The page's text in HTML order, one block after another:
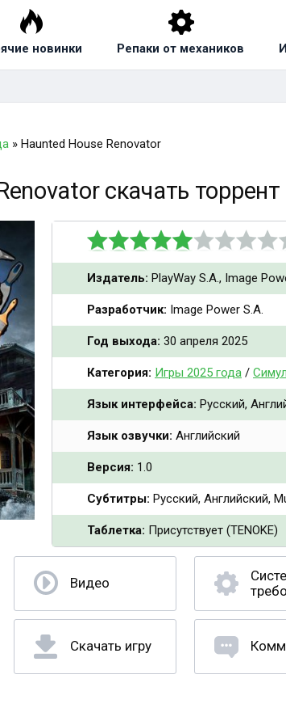
новинки Репаки от механиков
» Haunted House Renovator
скачать торрент
Издатель: PlayWay S.A., Image
Разработчик: Image Power S.A.
Год выхода: 30 апреля 2025
Категория: Игры 2025 года /
Язык интерфейса: Русский,
Язык озвучки: Английский
Версия: 1.0
Субтитры: Русский, Английский,
Таблетка: Присутствует (TENOKE)
Видео
Скачать игру